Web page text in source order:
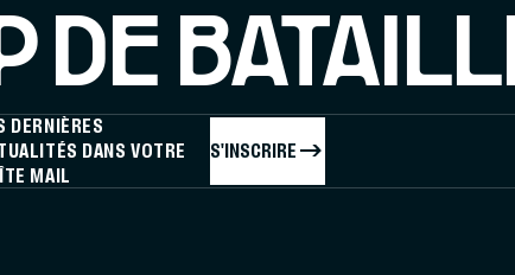
DE
DERNIÈRES
DANS VOTRE
MAIL
S'INSCRIRE